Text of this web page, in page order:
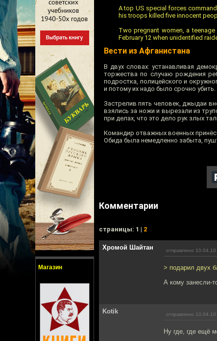
Магазин
A top US special forces
his troops killed five innocent
Two pregnant women, a
February 12 when unidentified
Вести из Афганистана
В двух словах: устанавливая
торжества по случаю рождения
подростка, полицейского и
и потому их надо было срочно убить.
Застрелив пять человек, джыдаи
взялись за ножи и вырезали из
при делах, что это дело рук злых
Командир отважных военных
Обида была немедленно забыта,
Комментарии
cтраницы: 1 | 2
Хромой Шайтан отправлено 10.04.10
> подарил двух
А кому занесли-
Kotik отправлено 10.04.10
Ну где, где ещё